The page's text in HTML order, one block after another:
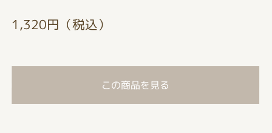
1,320円（税込）
この商品を見る